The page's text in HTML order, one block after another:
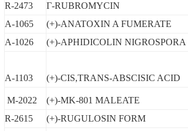
R-2473
Γ-RUBROMYCIN
A-1065
(+)-ANATOXIN A FUMERATE
A-1026
(+)-APHIDICOLIN NIGROSPORA
A-1103 (+)-CIS,TRANS-ABSCISIC ACID
M-2022 (+)-MK-801 MALEATE
R-2615
(+)-RUGULOSIN FORM